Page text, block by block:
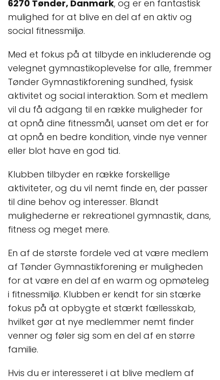
6270 Tønder, Danmark, og er en fantastisk
mulighed for at blive en del af en aktiv og
social fitnessmiljø.
Med et fokus på at tilbyde en inkluderende og
velegnet gymnastikoplevelse for alle, fremmer
Tønder Gymnastikforening sundhed, fysisk
aktivitet og social interaktion. Som et medlem
vil du få adgang til en række muligheder for
at opnå dine fitnessmål, uanset om det er for
at opnå en bedre kondition, vinde nye venner
eller blot have en god tid.
Klubben tilbyder en række forskellige
aktiviteter, og du vil nemt finde en, der passer
til dine behov og interesser. Blandt
mulighederne er rekreationel gymnastik, dans,
fitness og meget mere.
En af de største fordele ved at være medlem
af Tønder Gymnastikforening er muligheden
for at være en del af en warm og opmøteleg
i fitnessmiljø. Klubben er kendt for sin stærke
fokus på at opbygte et stærkt fællesskab,
hvilket gør at nye medlemmer nemt finder
venner og føler sig som en del af en større
familie.
Hvis du er interesseret i at blive medlem af